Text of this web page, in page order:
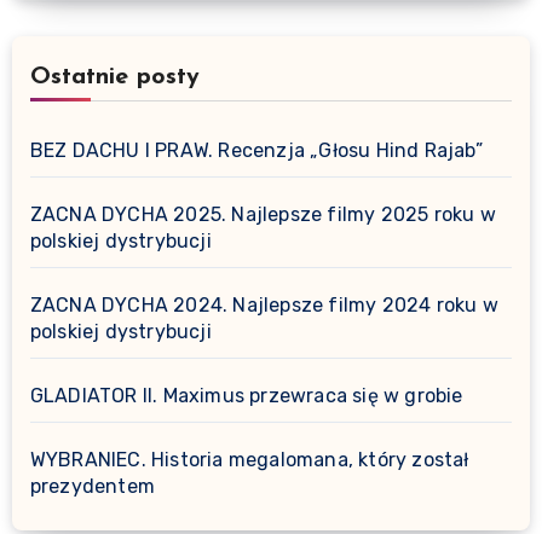
Ostatnie posty
BEZ DACHU I PRAW. Recenzja „Głosu Hind Rajab”
ZACNA DYCHA 2025. Najlepsze filmy 2025 roku w
polskiej dystrybucji
ZACNA DYCHA 2024. Najlepsze filmy 2024 roku w
polskiej dystrybucji
GLADIATOR II. Maximus przewraca się w grobie
WYBRANIEC. Historia megalomana, który został
prezydentem